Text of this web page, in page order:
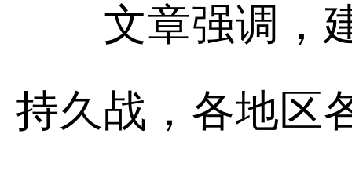
文章强调，建
持久战，各地区